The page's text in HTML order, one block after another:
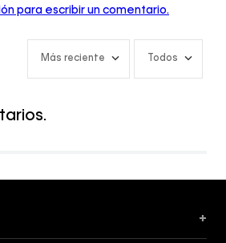
para escribir un comentario.
Más reciente Todos
+